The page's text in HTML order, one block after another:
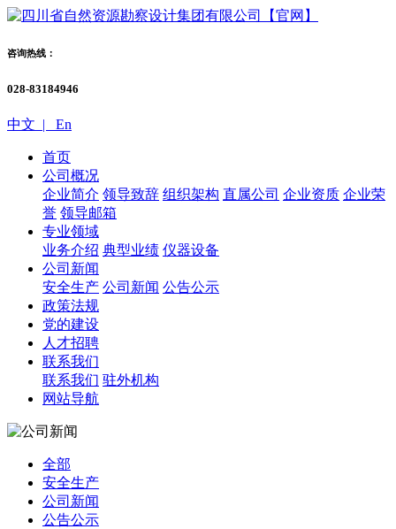
咨询热线：
028-83184946
中文 | En
首页
公司概况
企业简介 领导致辞 组织架构 直属公司 企业资质 企业荣
誉 领导邮箱
专业领域
业务介绍 典型业绩 仪器设备
公司新闻
安全生产 公司新闻 公告公示
政策法规
党的建设
人才招聘
联系我们
联系我们 驻外机构
网站导航
全部
安全生产
公司新闻
公告公示